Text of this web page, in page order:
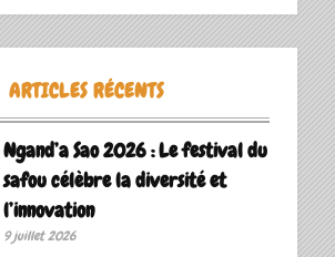
ARTICLES RÉCENTS
Ngand’a Sao 2026 : Le festival du
safou célèbre la diversité et
l’innovation
9 juillet 2026